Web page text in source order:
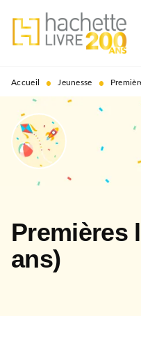
MENU RECHERCHE
PIED DE PAGE
Accueil • Jeunesse •
Premières
ans)